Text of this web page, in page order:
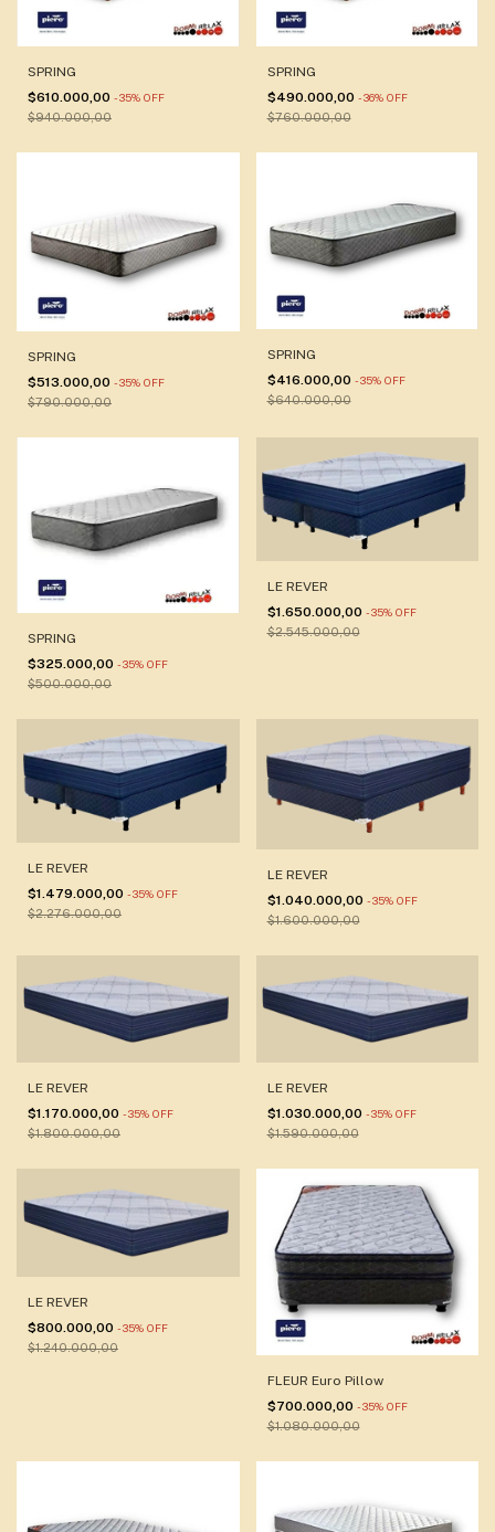
SPRING
$610.000,00 -35% OFF
$940.000,00
SPRING
$490.000,00 -36% OFF
$760.000,00
SPRING
$513.000,00 -35% OFF
$790.000,00
SPRING
$416.000,00 -35% OFF
$640.000,00
SPRING
$325.000,00 -35% OFF
$500.000,00
LE REVER
$1.650.000,00 -35% OFF
$2.545.000,00
LE REVER
$1.479.000,00 -35% OFF
$2.276.000,00
LE REVER
$1.040.000,00 -35% OFF
$1.600.000,00
LE REVER
$1.170.000,00 -35% OFF
$1.800.000,00
LE REVER
$1.030.000,00 -35% OFF
$1.590.000,00
LE REVER
$800.000,00 -35% OFF
$1.240.000,00
FLEUR Euro Pillow
$700.000,00 -35% OFF
$1.080.000,00